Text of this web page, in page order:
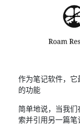
作为笔记软件，它
的功能
简单地说，当我们
索并引用另一篇